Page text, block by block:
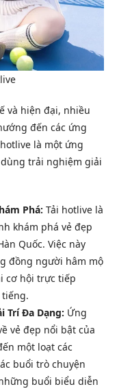
và hiện đại, nhiều
đến các ứng
là một ứng
trải nghiệm giải
Phá: Tải hotlive là
khám phá vẻ đẹp
Quốc. Việc này
đồng người hâm mộ
cơ hội trực tiếp
Trí Đa Dạng: Ứng
vẻ đẹp nổi bật của
một loạt các
buổi trò chuyện
buổi biểu diễn